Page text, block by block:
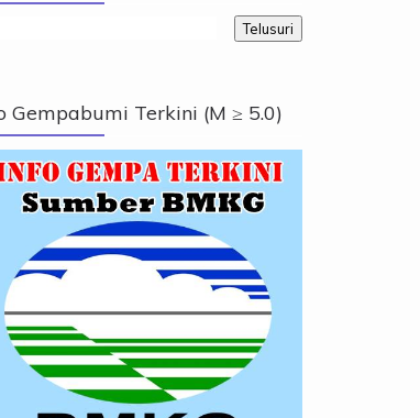
Gempabumi Terkini (M ≥ 5.0)